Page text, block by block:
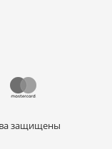
защищены